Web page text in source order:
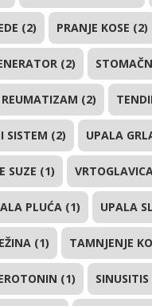
(2) PRANJE KOSE (2)
(2)
REUMATIZAM (2)
SISTEM (2) UPALA
SUZE (1)
PLUĆA (1) UPALA
(1) TAMNJENJE
(1)